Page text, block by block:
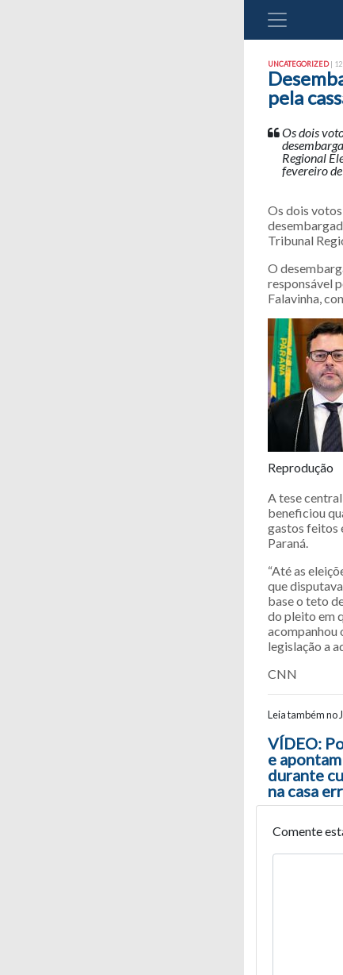
UNCATEGORIZED| 12
pela
Os dois
Regional
fevereiro
Os dois
Tribunal
O
responsável
Falavinha,
Reprodução
A tese
beneficiou
gastos feitos
Paraná.
“Até as
que
base o teto
do pleito em
acompanhou
legislação a
CNN
Leia também no
VÍDEO:
e
durante
na casa
Comente